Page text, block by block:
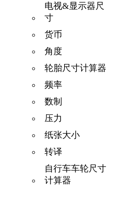
电视&显示器尺
寸
货币
角度
轮胎尺寸计算器
频率
数制
压力
纸张大小
转译
自行车车轮尺寸
计算器